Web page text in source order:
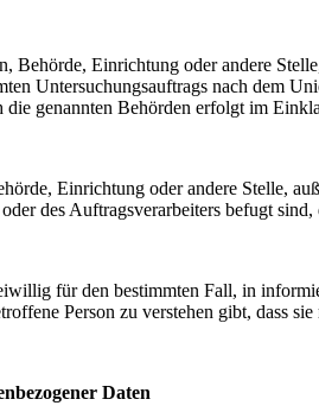
Behörde, Einrichtung oder andere
Untersuchungsauftrags nach dem
genannten Behörden erfolgt im
Einrichtung oder andere Stelle,
des Auftragsverarbeiters befugt
für den bestimmten Fall, in
Person zu verstehen gibt, dass
Daten